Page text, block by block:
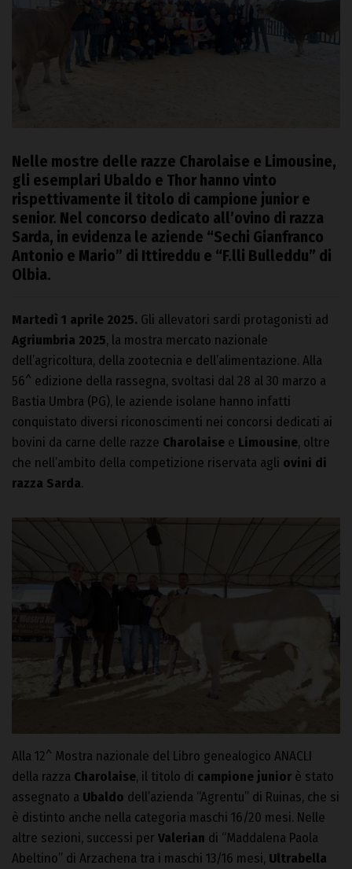
Nelle mostre delle razze Charolaise e Limousine,
gli esemplari Ubaldo e Thor hanno vinto
rispettivamente il titolo di campione junior e
senior. Nel concorso dedicato all’ovino di razza
Sarda, in evidenza le aziende “Sechi Gianfranco
Antonio e Mario” di Ittireddu e “F.lli Bulleddu” di
Olbia.
Martedì 1 aprile 2025. Gli allevatori sardi protagonisti ad
Agriumbria 2025, la mostra mercato nazionale
dell’agricoltura, della zootecnia e dell’alimentazione. Alla
56^ edizione della rassegna, svoltasi dal 28 al 30 marzo a
Bastia Umbra (PG), le aziende isolane hanno infatti
conquistato diversi riconoscimenti nei concorsi dedicati ai
bovini da carne delle razze Charolaise e Limousine, oltre
che nell’ambito della competizione riservata agli ovini di
razza Sarda.
Alla 12^ Mostra nazionale del Libro genealogico ANACLI
della razza Charolaise, il titolo di campione junior è stato
assegnato a Ubaldo dell’azienda “Agrentu” di Ruinas, che si
è distinto anche nella categoria maschi 16/20 mesi. Nelle
altre sezioni, successi per Valerian di “Maddalena Paola
Abeltino” di Arzachena tra i maschi 13/16 mesi, Ultrabella